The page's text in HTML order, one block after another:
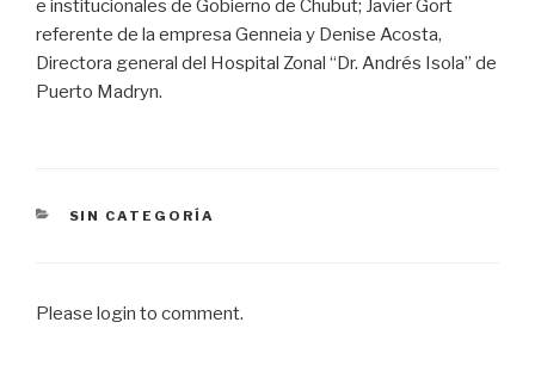
e institucionales de Gobierno de Chubut; Javier Gort
referente de la empresa Genneia y Denise Acosta,
Directora general del Hospital Zonal “Dr. Andrés Isola” de
Puerto Madryn.
CATEGORÍAS
SIN CATEGORÍA
Please login to comment.